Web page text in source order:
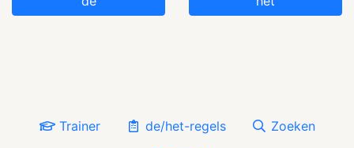
Trainer de/het-regels
Zoeken